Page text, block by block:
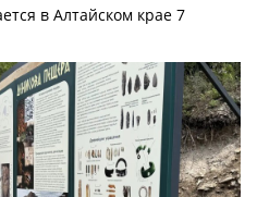
в Алтайском крае 7